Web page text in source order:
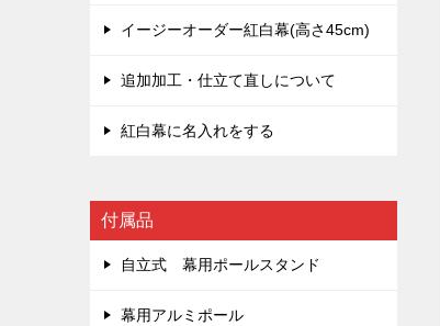
イージーオーダー紅白幕(高さ45cm)
追加加工・仕立て直しについて
紅白幕に名入れをする
付属品
自立式 幕用ポールスタンド
幕用アルミポール